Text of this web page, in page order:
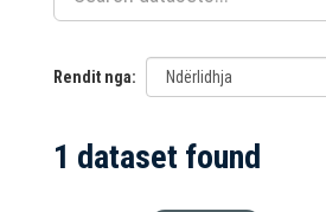
Rendit nga
1 dataset found